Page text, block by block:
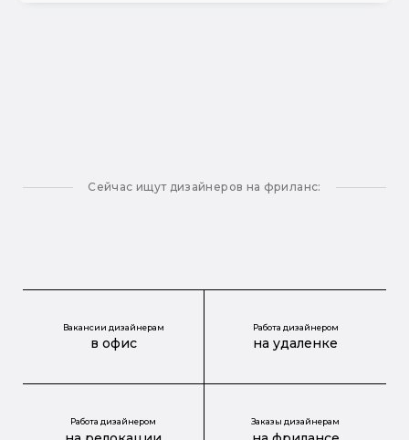
Сейчас ищут дизайнеров на фриланс:
Вакансии дизайнерам
в офис
Работа дизайнером
на удаленке
Работа дизайнером Заказы дизайнерам